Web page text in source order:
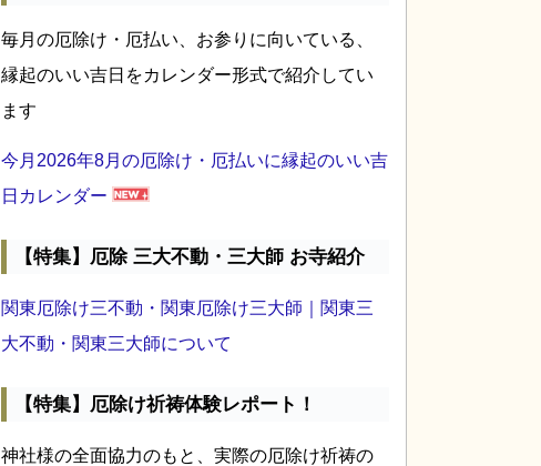
毎月の厄除け・厄払い、お参りに向いている、
縁起のいい吉日をカレンダー形式で紹介してい
ます
今月2026年8月の厄除け・厄払いに縁起のいい吉
日カレンダー
【特集】厄除 三大不動・三大師 お寺紹介
関東厄除け三不動・関東厄除け三大師｜関東三
大不動・関東三大師について
【特集】厄除け祈祷体験レポート！
神社様の全面協力のもと、実際の厄除け祈祷の